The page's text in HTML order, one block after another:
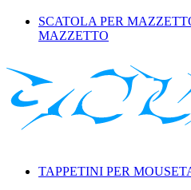
SCATOLA PER
MAZZETTO
TAPPETINI PER MOUSE